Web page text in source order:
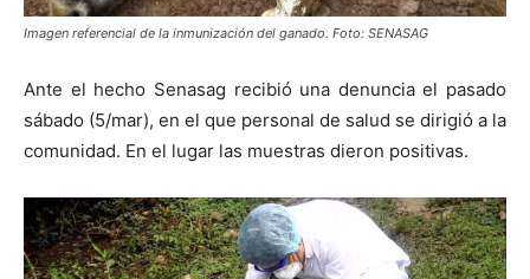
Imagen referencial de la inmunización del ganado. Foto: SENASAG
Ante el hecho Senasag recibió una denuncia el pasado
sábado (5/mar), en el que personal de salud se dirigió a la
comunidad. En el lugar las muestras dieron positivas.